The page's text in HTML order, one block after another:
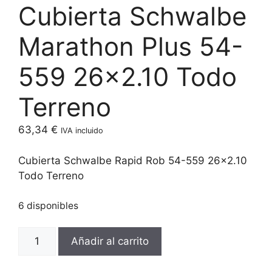
Cubierta Schwalbe
Marathon Plus 54-
559 26×2.10 Todo
Terreno
63,34 € IVA incluido
Cubierta Schwalbe Rapid Rob 54-559 26×2.10
Todo Terreno
6 disponibles
Schwalbe
Añadir al carrito